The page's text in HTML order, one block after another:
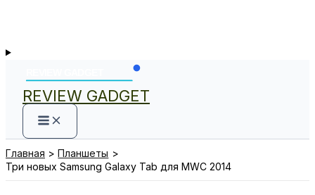
REVIEW GADGET
Главная
Планшеты
Три новых Samsung Galaxy Tab для MWC 2014